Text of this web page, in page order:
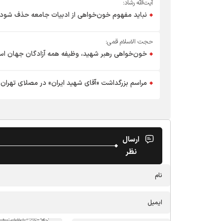
آیت‌الله رشاد:
نباید مفهوم خون‌خواهی از ادبیات جامعه حذف شود
حجت الاسلام قمی:
خون‌خواهی رهبر شهید، وظیفه همه آزادگان جهان
مراسم بزرگداشت «آقای شهید ایران» در مصلای تهران
ارسال
نظر